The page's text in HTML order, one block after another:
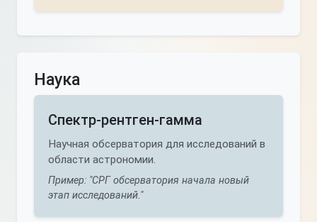
Наука
Спектр-рентген-гамма
Научная обсерватория для исследований в
области астрономии.
Пример: "СРГ обсерватория начала новый
этап исследований."